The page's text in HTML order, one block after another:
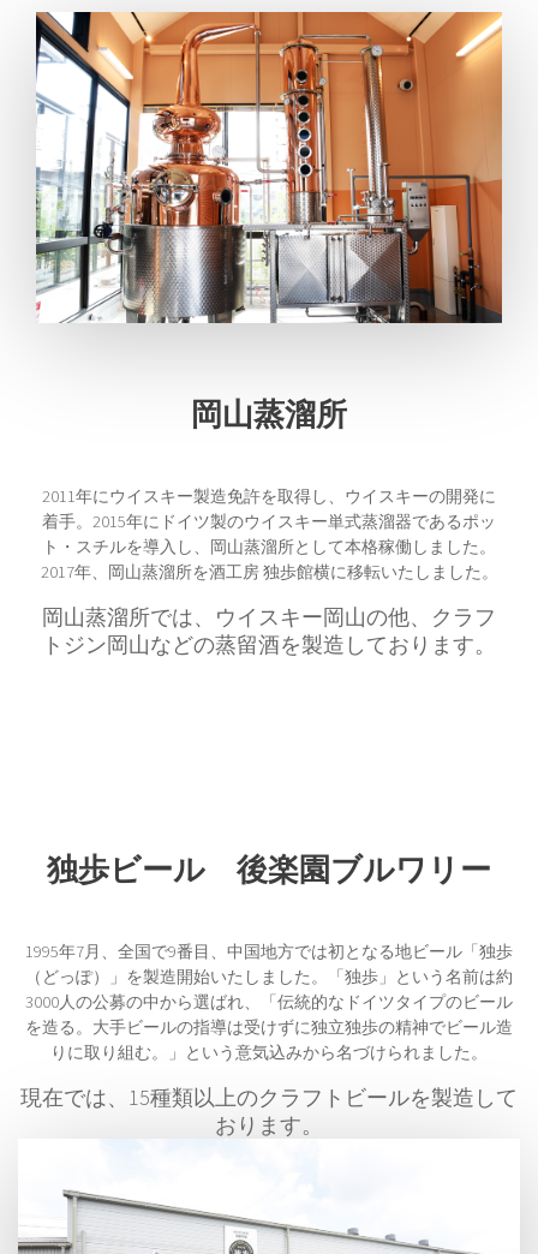
岡山蒸溜所
2011年にウイスキー製造免許を取得し、ウイスキーの開発に
着手。2015年にドイツ製のウイスキー単式蒸溜器であるポッ
ト・スチルを導入し、岡山蒸溜所として本格稼働しました。
2017年、岡山蒸溜所を酒工房 独歩館横に移転いたしました。
岡山蒸溜所では、ウイスキー岡山の他、クラフ
トジン岡山などの蒸留酒を製造しております。
独歩ビール 後楽園ブルワリー
1995年7月、全国で9番目、中国地方では初となる地ビール「独歩
（どっぽ）」を製造開始いたしました。「独歩」という名前は約
3000人の公募の中から選ばれ、「伝統的なドイツタイプのビール
を造る。大手ビールの指導は受けずに独立独歩の精神でビール造
りに取り組む。」という意気込みから名づけられました。
現在では、15種類以上のクラフトビールを製造して
おります。